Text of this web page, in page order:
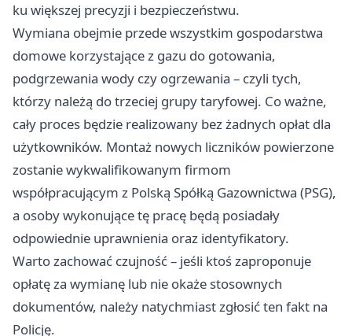
ku większej precyzji i bezpieczeństwu.
Wymiana obejmie przede wszystkim gospodarstwa
domowe korzystające z gazu do gotowania,
podgrzewania wody czy ogrzewania – czyli tych,
którzy należą do trzeciej grupy taryfowej. Co ważne,
cały proces będzie realizowany bez żadnych opłat dla
użytkowników. Montaż nowych liczników powierzone
zostanie wykwalifikowanym firmom
współpracującym z Polską Spółką Gazownictwa (PSG),
a osoby wykonujące tę pracę będą posiadały
odpowiednie uprawnienia oraz identyfikatory.
Warto zachować czujność – jeśli ktoś zaproponuje
opłatę za wymianę lub nie okaże stosownych
dokumentów, należy natychmiast zgłosić ten fakt na
Policję.